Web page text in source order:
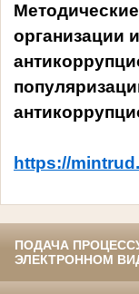
организации
https://
ПОДАЧА
ЭЛЕКТРОННОМ